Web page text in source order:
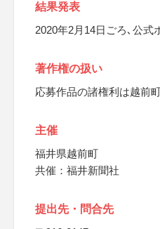
結果発表
2020年2月14日ごろ､公式
著作権の扱い
応募作品の諸権利は越前
主催
福井県越前町
共催：福井新聞社
提出先・問合先